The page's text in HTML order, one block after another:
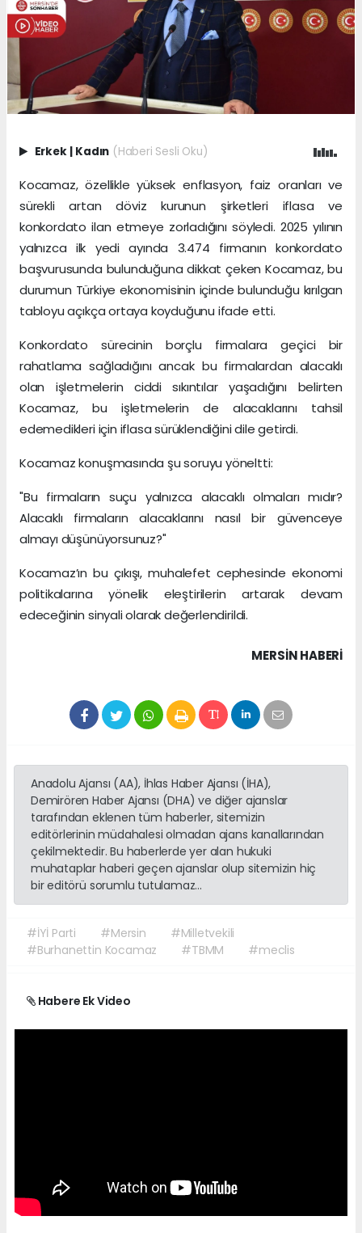
Erkek | Kadın (Haberi Sesli Oku)
Kocamaz, özellikle yüksek enflasyon, faiz oranları ve
sürekli artan döviz kurunun şirketleri iflasa ve
konkordato ilan etmeye zorladığını söyledi. 2025 yılının
yalnızca ilk yedi ayında 3.474 firmanın konkordato
başvurusunda bulunduğuna dikkat çeken Kocamaz, bu
durumun Türkiye ekonomisinin içinde bulunduğu kırılgan
tabloyu açıkça ortaya koyduğunu ifade etti.
Konkordato sürecinin borçlu firmalara geçici bir
rahatlama sağladığını ancak bu firmalardan alacaklı
olan işletmelerin ciddi sıkıntılar yaşadığını belirten
Kocamaz, bu işletmelerin de alacaklarını tahsil
edemedikleri için iflasa sürüklendiğini dile getirdi.
Kocamaz konuşmasında şu soruyu yöneltti:
"Bu firmaların suçu yalnızca alacaklı olmaları mıdır?
Alacaklı firmaların alacaklarını nasıl bir güvenceye
almayı düşünüyorsunuz?"
Kocamaz’ın bu çıkışı, muhalefet cephesinde ekonomi
politikalarına yönelik eleştirilerin artarak devam
edeceğinin sinyali olarak değerlendirildi.
MERSIN HABERİ
Anadolu Ajansı (AA), İhlas Haber Ajansı (İHA),
Demirören Haber Ajansı (DHA) ve diğer ajanslar
tarafından eklenen tüm haberler, sitemizin
editörlerinin müdahalesi olmadan ajans kanallarından
çekilmektedir. Bu haberlerde yer alan hukuki
muhataplar haberi geçen ajanslar olup sitemizin hiç
bir editörü sorumlu tutulamaz...
#İYİ Parti #Mersin
#Milletvekili
#Burhanettin Kocamaz
#TBMM #meclis
Habere Ek Video